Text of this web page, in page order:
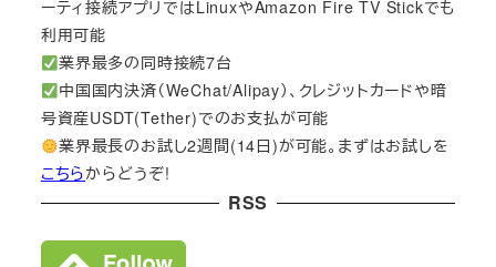
ーティ接続アプリではLinuxやAmazon Fire TV Stickでも
利用可能
業界最多の同時接続7台
中国国内決済（WeChat/Alipay）、クレジットカードや暗
号資産USDT(Tether)でのお支払が可能
業界最長のお試し2週間(14日)が可能。まずはお試しを
こちらからどうぞ!
RSS